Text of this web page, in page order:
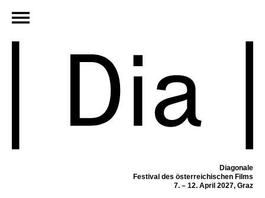
Diagonale
Festival des österreichischen Films
7. – 12. April 2027, Graz